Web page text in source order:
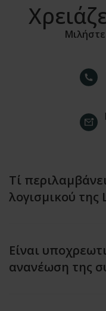
Τί
λογισμικού της
Είναι
ανανέωση της